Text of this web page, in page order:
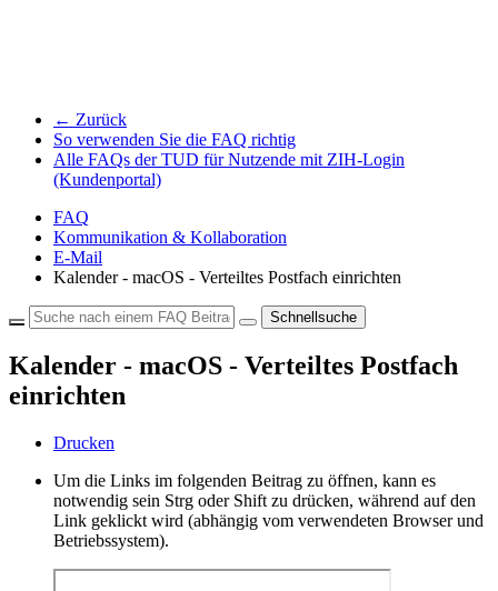
← Zurück
So verwenden Sie die FAQ richtig
Alle FAQs der TUD für Nutzende mit ZIH-Login
(Kundenportal)
FAQ
Kommunikation & Kollaboration
E-Mail
Kalender - macOS - Verteiltes Postfach einrichten
Schnellsuche
Kalender - macOS - Verteiltes Postfach
einrichten
Drucken
Um die Links im folgenden Beitrag zu öffnen, kann es
notwendig sein Strg oder Shift zu drücken, während auf den
Link geklickt wird (abhängig vom verwendeten Browser und
Betriebssystem).